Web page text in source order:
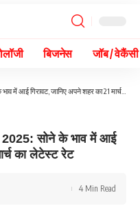
बिजनेस जॉब / वेकैंसी
गिरावट, जानिए अपने शहर का 21 मार्च का लेटेस्ट रेट
सोने के भाव में आई
का लेटेस्ट रेट
4 Min Read